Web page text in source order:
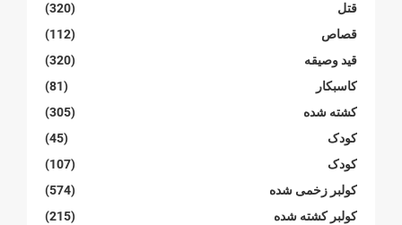
قتل
(320)
قصاص
(112)
قید وصیقه
(320)
کاسبکار
(81)
کشته شده
(305)
کودک
(45)
کودک
(107)
کولبر زخمی شدە
(574)
کولبر کشتە شدە
(215)